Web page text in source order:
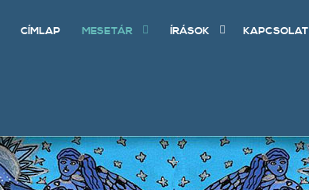
CÍMLAP MESETÁR ÍRÁSOK KAPCSOLAT